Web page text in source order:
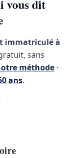
vous dit
immatriculé à
sans
méthode ·
ans.
.